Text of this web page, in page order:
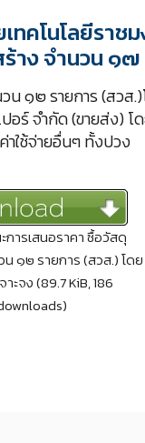
ทคโนโลยีรา
ง จำนวน ๑๗
๑๒ รายการ (สวส.)
ร์ จำกัด (ขายส่ง
ใช้จ่ายอื่นๆ ทั้งปวง
การเสนอราคา ซื้อวัสดุ
๑๒ รายการ (สวส.) โดย
าะจง (89.7 KiB, 186